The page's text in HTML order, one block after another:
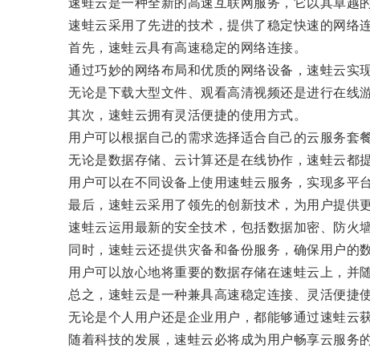
速蛙云是一种全新的高速互联网服务，它以其卓越的
速蛙云采用了先进的技术，提供了稳定快速的网络连
首先，速蛙云具有高速稳定的网络连接。
通过巧妙的网络布局和优质的网络设备，速蛙云实现
无论是下载大型文件、观看高清视频还是进行在线游
其次，速蛙云拥有灵活便捷的使用方式。
用户可以根据自己的需求选择适合自己的云服务套餐
无论是数据存储、云计算还是在线协作，速蛙云都提
用户可以在不同设备上使用速蛙云服务，实现多平台
最后，速蛙云采用了领先的创新技术，为用户提供更
速蛙云运用最新的安全技术，包括数据加密、防火墙
同时，速蛙云还提供灾备和备份服务，确保用户的数
用户可以放心地将重要的数据存储在速蛙云上，并随
总之，速蛙云是一种兼具高速稳定连接、灵活便捷使
无论是个人用户还是企业用户，都能够通过速蛙云获
随着科技的发展，速蛙云必将成为用户畅享云服务的